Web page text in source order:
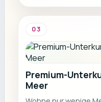
03
Premium-
Meer